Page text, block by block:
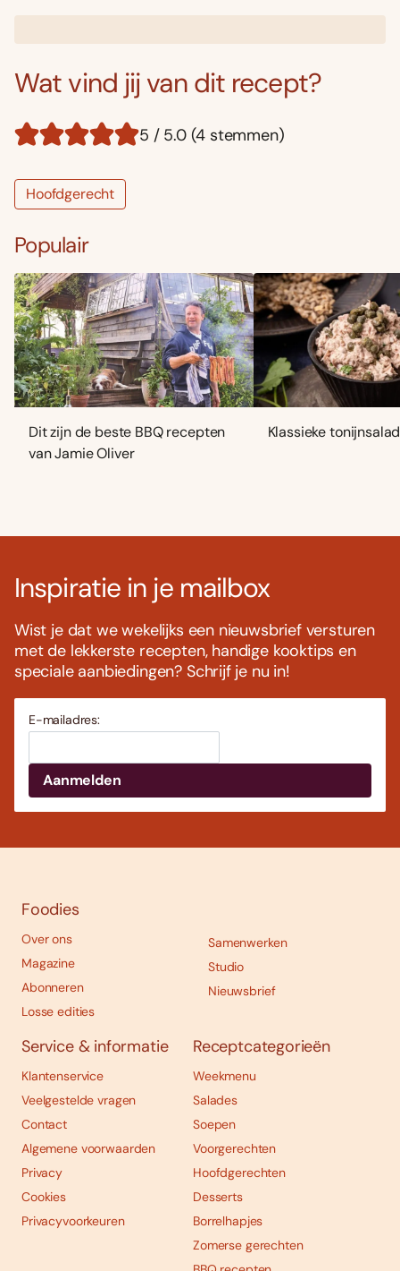
Wat vind jij van dit recept?
5 / 5.0 (4 stemmen)
Hoofdgerecht
Populair
Dit zijn de beste BBQ recepten
van Jamie Oliver
Klassieke
Inspiratie in je mailbox
Wist je dat we wekelijks een nieuwsbrief versturen
met de lekkerste recepten, handige kooktips en
speciale aanbiedingen? Schrijf je nu in!
E-mailadres:
Foodies
Over ons
Magazine
Abonneren
Losse edities
Samenwerken
Studio
Nieuwsbrief
Service & informatie
Klantenservice
Veelgestelde vragen
Contact
Algemene voorwaarden
Privacy
Cookies
Privacyvoorkeuren
Receptcategorieën
Weekmenu
Salades
Soepen
Voorgerechten
Hoofdgerechten
Desserts
Borrelhapjes
Zomerse gerechten